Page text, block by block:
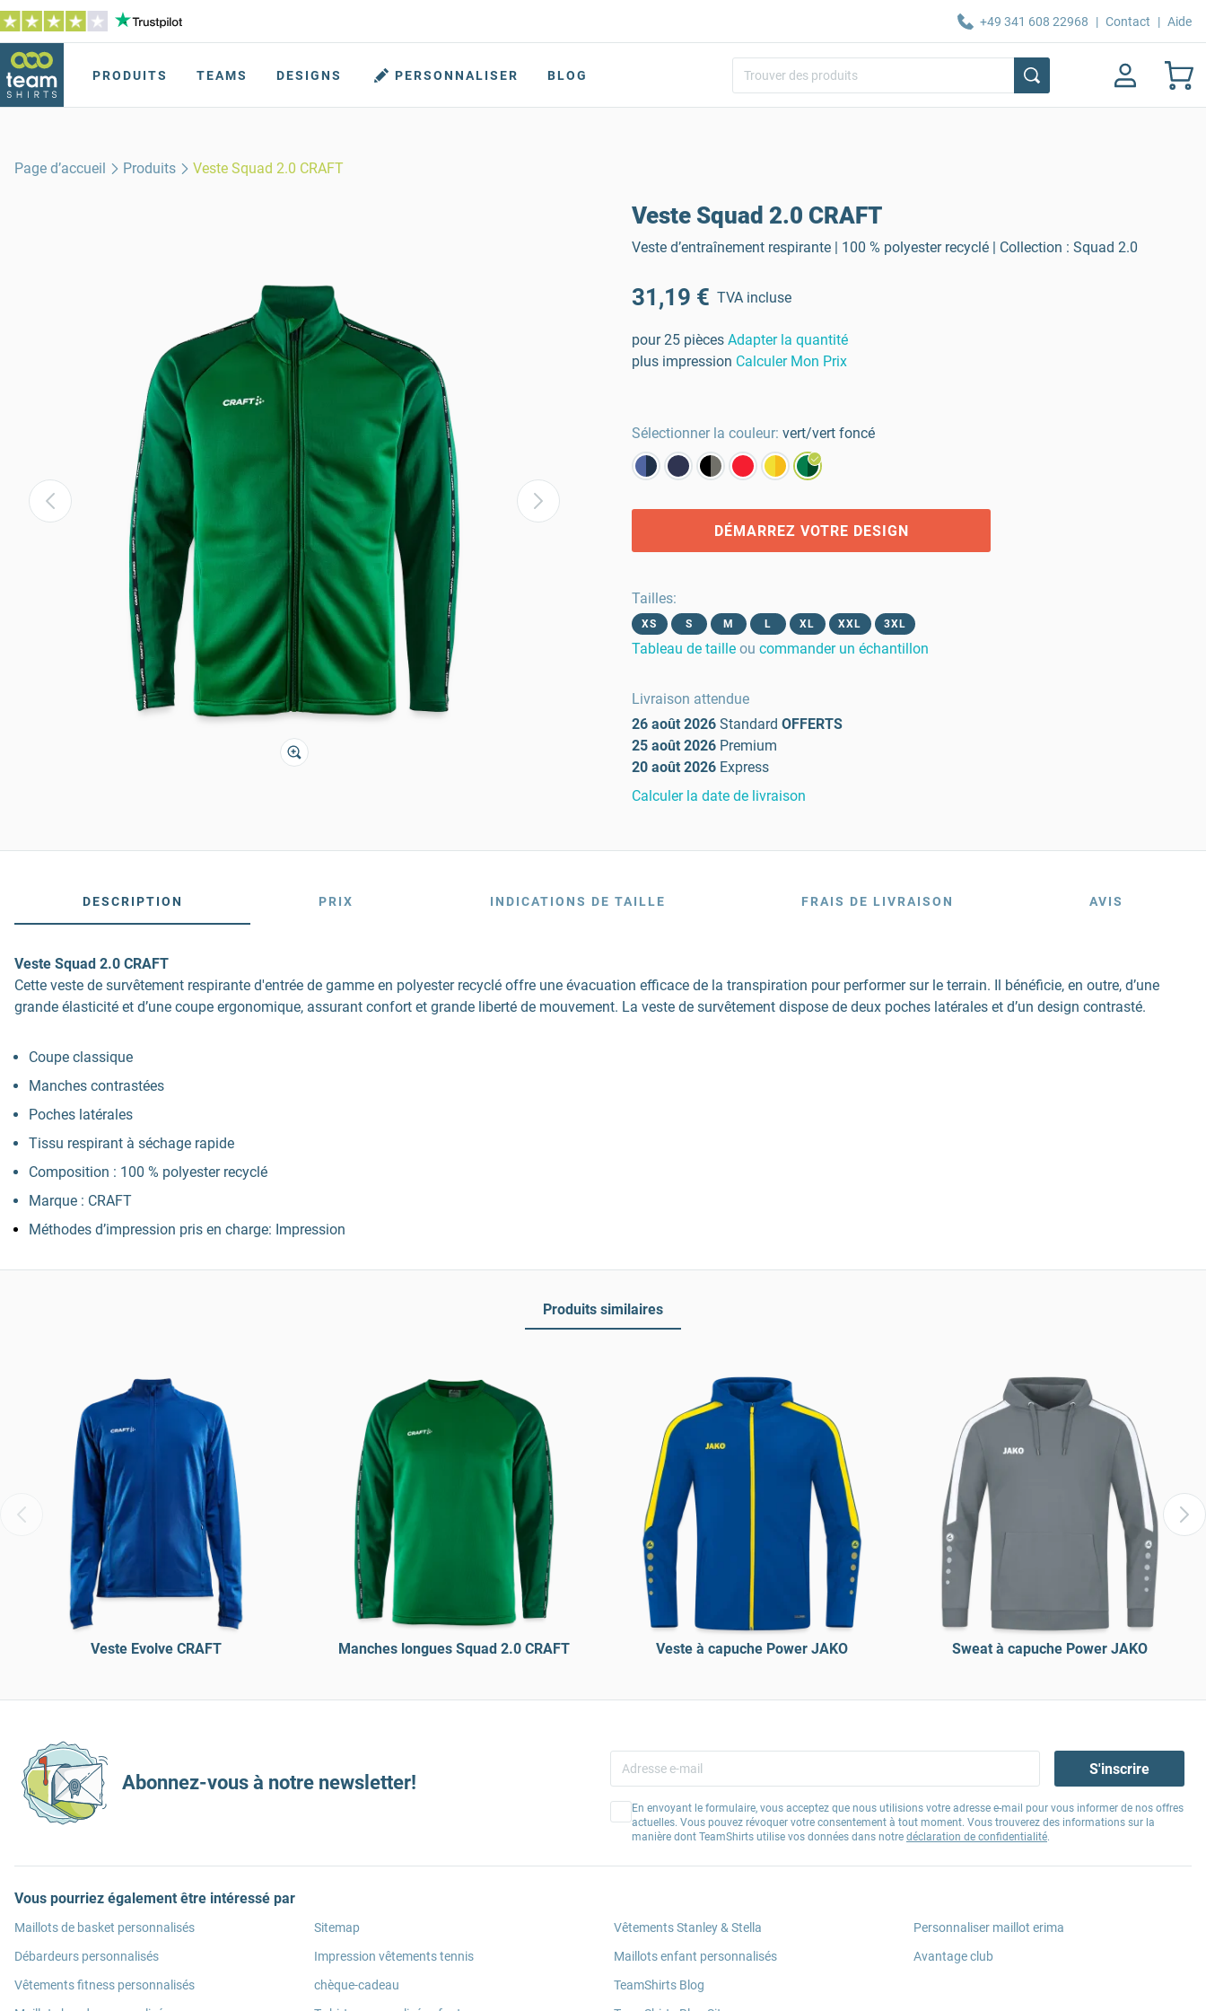
+49 341 608 22968 | Contact | Aide
PRODUITS TEAMS DESIGNS PERSONNALISER BLOG
Page d’accueil Produits Veste Squad 2.0 CRAFT
Veste Squad 2.0 CRAFT
Veste d’entraînement respirante | 100 % polyester recyclé | Collection : Squad 2.0
31,19 € TVA incluse
pour 25 pièces Adapter la quantité
plus impression Calculer Mon Prix
Sélectionner la couleur: vert/vert foncé
DÉMARREZ VOTRE DESIGN
Tailles:
XS S M L XL XXL 3XL
Tableau de taille ou commander un échantillon
Livraison attendue
26 août 2026 Standard OFFERTS
25 août 2026 Premium
20 août 2026 Express
Calculer la date de livraison
DESCRIPTION PRIX INDICATIONS DE TAILLE FRAIS DE LIVRAISON AVIS
Veste Squad 2.0 CRAFT
Cette veste de survêtement respirante d'entrée de gamme en polyester recyclé offre une évacuation efficace de la transpiration pour performer sur le terrain. Il bénéficie, en outre, d’une
grande élasticité et d’une coupe ergonomique, assurant confort et grande liberté de mouvement. La veste de survêtement dispose de deux poches latérales et d’un design contrasté.
Coupe classique
Manches contrastées
Poches latérales
Tissu respirant à séchage rapide
Composition : 100 % polyester recyclé
Marque : CRAFT
Méthodes d’impression pris en charge: Impression
Produits similaires
Veste Evolve CRAFT Manches longues Squad 2.0 CRAFT Veste à capuche Power JAKO Sweat à capuche Power JAKO
Abonnez-vous à notre newsletter!
S'inscrire
En envoyant le formulaire, vous acceptez que nous utilisions votre adresse e-mail pour vous informer de nos offres
actuelles. Vous pouvez révoquer votre consentement à tout moment. Vous trouverez des informations sur la
manière dont TeamShirts utilise vos données dans notre déclaration de confidentialité.
Vous pourriez également être intéressé par
Maillots de basket personnalisés
Débardeurs personnalisés
Vêtements fitness personnalisés
Sitemap
Impression vêtements tennis
chèque-cadeau
Vêtements Stanley & Stella
Maillots enfant personnalisés
TeamShirts Blog
Personnaliser maillot erima
Avantage club